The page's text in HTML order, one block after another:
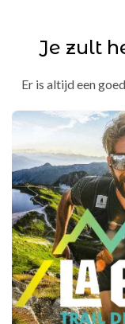
Je zult
Er is altijd een